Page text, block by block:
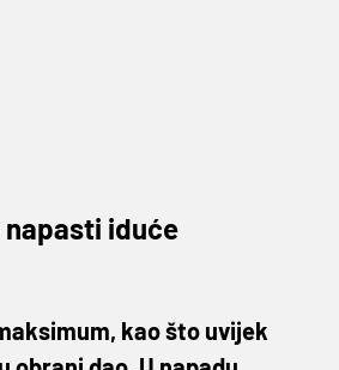
iduće
kao što uvijek